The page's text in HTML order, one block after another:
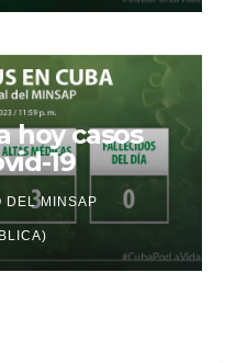
hoy casos
19
DEL MINSAP